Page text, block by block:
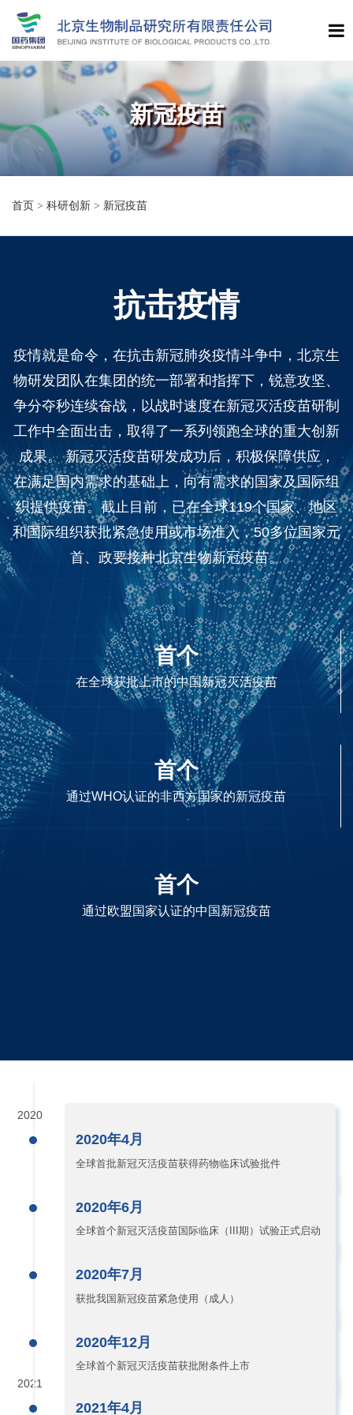
新冠疫苗
首页 > 科研创新 > 新冠疫苗
抗击疫情
疫情就是命令，在抗击新冠肺炎疫情斗争中，北京生
物研发团队在集团的统一部署和指挥下，锐意攻坚、
争分夺秒连续奋战，以战时速度在新冠灭活疫苗研制
工作中全面出击，取得了一系列领跑全球的重大创新
成果。 新冠灭活疫苗研发成功后，积极保障供应，
在满足国内需求的基础上，向有需求的国家及国际组
织提供疫苗。截止目前，已在全球119个国家、地区
和国际组织获批紧急使用或市场准入，50多位国家元
首、政要接种北京生物新冠疫苗。
首个
在全球获批上市的中国新冠灭活疫苗
首个
通过WHO认证的非西方国家的新冠疫苗
首个
通过欧盟国家认证的中国新冠疫苗
2020
2020年4月
全球首批新冠灭活疫苗获得药物临床试验批件
2020年6月
全球首个新冠灭活疫苗国际临床（III期）试验正式启动
2020年7月
获批我国新冠疫苗紧急使用（成人）
2020年12月
全球首个新冠灭活疫苗获批附条件上市
2021
2021年4月